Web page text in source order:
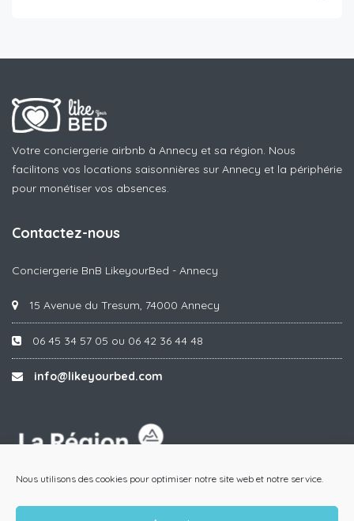
Nous utilisons des cookies pour optimiser notre site web et notre service.
Votre conciergerie airbnb à Annecy et sa région. Nous
facilitons vos locations saisonnières sur Annecy et la périphérie
pour monétiser vos absences.
Contactez-nous
Conciergerie BnB LikeyourBed - Annecy
15 Avenue du Tresum, 74000 Annecy
06 45 34 57 05 ou 06 42 36 44 48
info@likeyourbed.com